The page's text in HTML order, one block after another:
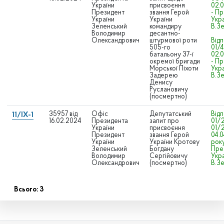
України
Президент
України
Зеленський
Володимир
Олександрович
присвоєння
звання Герой
України
командиру
десантно-
штурмової роти
505-го
батальону 37-ї
окремої бригади
Морської Піхоти
Задерею
Денису
Руслановичу
(посмертно)
-
01/
-
11/IX-1
35957 від
16.02.2024
Офіс
Президента
України
Президент
України
Зеленський
Володимир
Олександрович
Депутатський
запит про
присвоєння
звання Герой
України Кротову
Богдану
Сергійовичу
(посмертно)
01/
01/
Всього: 3